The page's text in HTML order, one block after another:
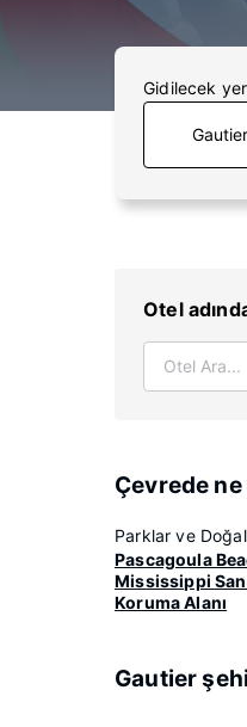
Gidilecek yer
Otel
Çevrede
Parklar ve
Pascagoula
Mississippi
Koruma Alanı
Gautier